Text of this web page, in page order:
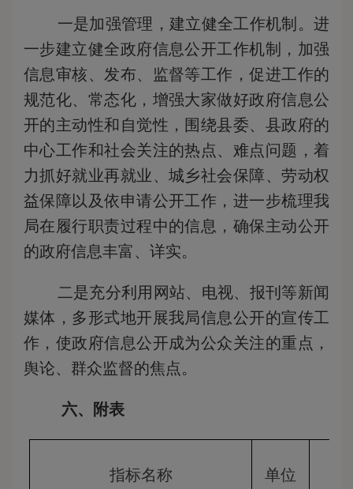
一是加强管理，建立健全工作机制。进
一步建立健全政府信息公开工作机制，加强
信息审核、发布、监督等工作，促进工作的
规范化、常态化，增强大家做好政府信息公
开的主动性和自觉性，围绕县委、县政府的
中心工作和社会关注的热点、难点问题，着
力抓好就业再就业、城乡社会保障、劳动权
益保障以及依申请公开工作，进一步梳理我
局在履行职责过程中的信息，确保主动公开
的政府信息丰富、详实。
二是充分利用网站、电视、报刊等新闻
媒体，多形式地开展我局信息公开的宣传工
作，使政府信息公开成为公众关注的重点，
舆论、群众监督的焦点。
六、附表
指标名称 单位